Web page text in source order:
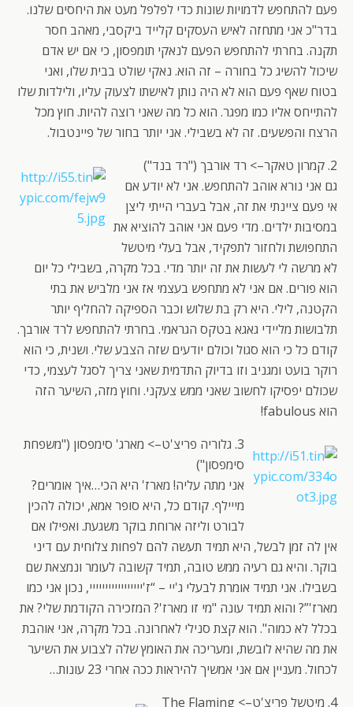
פעם להתחפש לדמויות שונות כדי לפלפל מעט את היחסים שלנו.
בדר"כ אני מתחזה לאיש העסקים קלייד ביקסבי, מאהב חסר
תקנה. בחרתי להתחפש הפעם לנאקי תומפסון, כי אם יש אדם
שיכול להשיג כל בחורה – זה הוא. נאקי שולט בבית שלו, ואני
בטוח שאף פעם הוא לא היה נותן לאישתו לצעוק עליו, ולילדות שלו
להתייחס אליו כמו מפגר. הוא כל מה שאני רוצה להיות. חוץ מכל
הרצח והפשעים. זה לא בשבילי. אני יותר בחור של פיינטבול.
2. קמרון טאקר–> רד אורבך ("רד בנד")
גם אני נורא אוהב להתחפש. אני לא יודע אם
אי פעם ציינתי את זה, אבל בעברי הייתי ליצן
במסיבות ילדים. מדי פעם אני אוהב להוציא את
התחפושת ולחזור לתפקיד, אבל בעלי מיטשל
לא מרשה לי לעשות את זה יותר מדי. בכל מקרה, בשבילי כל יום
הוא פורים. אם אני לא מתחפש בעצמי אז אני מלביש את בתי
הקטנה, לילי. היא רק בת שלוש וכבר הספיקה להחליף יותר
תלבושות מליידי גאגא בטקס הגראמי. בחרתי להתחפש לרד אורבך.
קודם כל כי הוא סגול וכולם יודעים שזה הצבע שלי. ושנית, כי הוא
רוקר בועט ומגניב וזו בדיוק התדמית שאני צריך לסגל לעצמי, כדי
שכולם יפסיקו לחשוב שאני ממש צעקני. וחוץ מזה, השיער הזה
הוא fabulous!
3. גלוריה פריצ'ט–> מארג' סימפסון ("משפחת
סימפסון")
אני מתה עליה! מארז' היא הכי…איך אומרים?
מייילף. קודם כל, היא סופר אמא, יכולה להכין
לבורט וליזה ארוחת בוקר משגעת. ואפילו אם
אין לה זמן לבשל, היא תמיד תעשה להם לפחות צלוחית עם דיני
בוקר. והיא גם רעיה ממש טובה, תמיד קשובה לעומר ונמצאת שם
בשבילו. אני תמיד אומרת לבעלי ג'יי – “ז'ייייייייייייייייי, נכון אני כמו
מארז'”? והוא תמיד עונה "מי זו מארז'? המזכירה הקודמת שלי? את
בכלל לא כמוה". הוא קצת סנילי לאחרונה. בכל מקרה, אני אוהבת
את מה שהיא לובשת, ומעריכה את האומץ שלה לצבוע את השיער
לכחול. מעניין אם אני אמשיך להיראות ככה אחרי 23 עונות…
4. מיטשל פריצ'ט–> The Flaming